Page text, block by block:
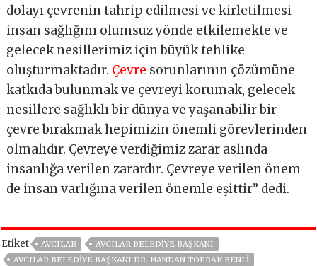
dolayı çevrenin tahrip edilmesi ve kirletilmesi
insan sağlığını olumsuz yönde etkilemekte ve
gelecek nesillerimiz için büyük tehlike
oluşturmaktadır. Çevre sorunlarının çözümüne
katkıda bulunmak ve çevreyi korumak, gelecek
nesillere sağlıklı bir dünya ve yaşanabilir bir
çevre bırakmak hepimizin önemli görevlerinden
olmalıdır. Çevreye verdiğimiz zarar aslında
insanlığa verilen zarardır. Çevreye verilen önem
de insan varlığına verilen önemle eşittir” dedi.
Etiket AVCILAR
AVCILAR BELEDIYE BAŞKANI
AVCILAR BELEDIYE BAŞKANI DR. HANDAN TOPRAK BENLI